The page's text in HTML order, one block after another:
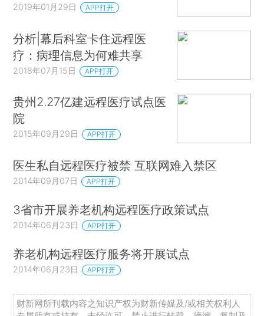
2019年01月29日 APP打开
分析|幕后科室卡住远程医
疗：病理信息为何难共享
2018年07月15日 APP打开
贵州2.27亿建远程医疗试点医
院
2015年09月29日 APP打开
医生私自远程医疗被禁 互联网难入禁区
2014年09月07日 APP打开
3省市开展养老机构远程医疗政策试点
2014年06月23日 APP打开
养老机构远程医疗服务将开展试点
2014年06月23日 APP打开
财新网所刊载内容之知识产权为财新传媒及/或相关权利人